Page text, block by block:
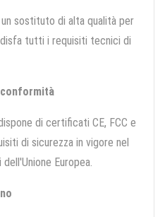
sostituto di alta qualità per
tutti i requisiti tecnici di
di certificati CE, FCC e
di sicurezza in vigore nel
Europea.